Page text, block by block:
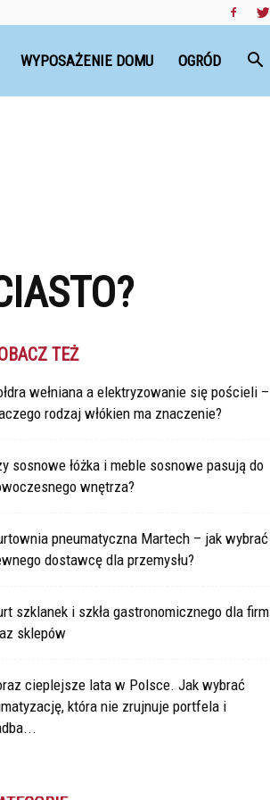
WYPOSAŻENIE DOMU OGRÓD
TEŻ
wełniana a elektryzowanie się pościeli –
rodzaj włókien ma znaczenie?
sosnowe łóżka i meble sosnowe pasują do
wnętrza?
pneumatyczna Martech – jak wybrać
dostawcę dla przemysłu?
szklanek i szkła gastronomicznego dla firm
sklepów
cieplejsze lata w Polsce. Jak wybrać
która nie zrujnuje portfela i